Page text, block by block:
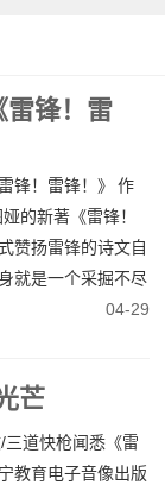
雷锋！雷
锋！雷锋！》 作
的新著《雷锋！
赞扬雷锋的诗文自
就是一个采掘不尽
04-29
芒
道快枪闻悉《雷
教育电子音像出版